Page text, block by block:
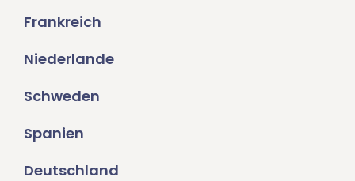
Frankreich
Niederlande
Schweden
Spanien
Deutschland